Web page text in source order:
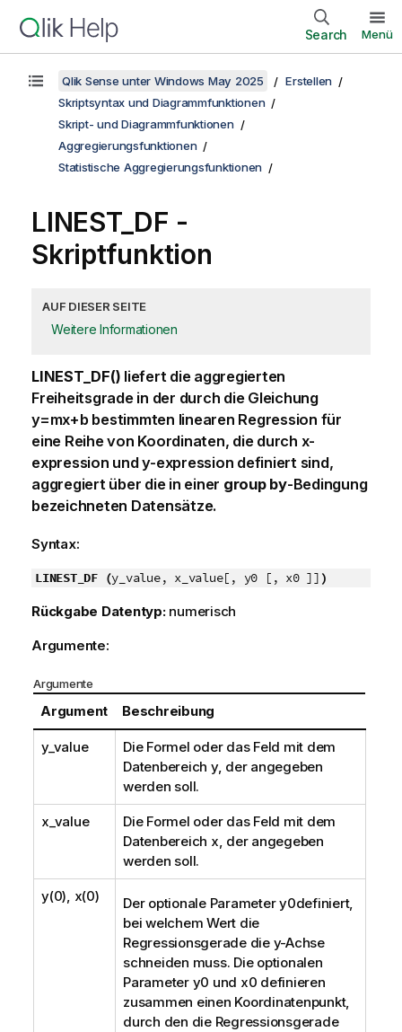
Search Menü
Qlik Sense unter Windows May 2025
Erstellen
Skriptsyntax und Diagrammfunktionen
Skript- und Diagrammfunktionen
Aggregierungsfunktionen
Statistische Aggregierungsfunktionen
LINEST_DF -
Skriptfunktion
AUF DIESER SEITE
Weitere Informationen
LINEST_DF() liefert die aggregierten
Freiheitsgrade in der durch die Gleichung
y=mx+bbestimmten linearen Regression für
eine Reihe von Koordinaten, die durch x-
expression undy-expression definiert sind,
aggregiert über die in einer group by-Bedingung
bezeichneten Datensätze.
Syntax:
LINEST_DF (y_value, x_value[, y0 [, x0 ]] )
Rückgabe Datentyp: numerisch
Argumente:
Argumente
Argument Beschreibung
y_value
Die Formel oder das Feld mit dem
Datenbereich y, der angegeben
werden soll.
x_value
Die Formel oder das Feld mit dem
Datenbereich x, der angegeben
werden soll.
y(0), x(0) Der optionale Parametery0definiert,
bei welchem Wert die
Regressionsgerade die y-Achse
schneiden muss. Die optionalen
Parameter y0 und x0 definieren
zusammen einen Koordinatenpunkt,
durch den die Regressionsgerade